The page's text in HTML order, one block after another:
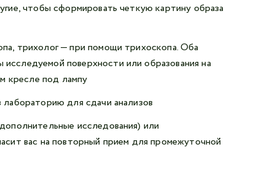
чтобы сформировать четкую картину образа
трихолог — при помощи трихоскопа. Оба
поверхности или образования на
кресле под лампу
лабораторию для сдачи анализов
исследования) или
вас на повторный прием для промежуточной